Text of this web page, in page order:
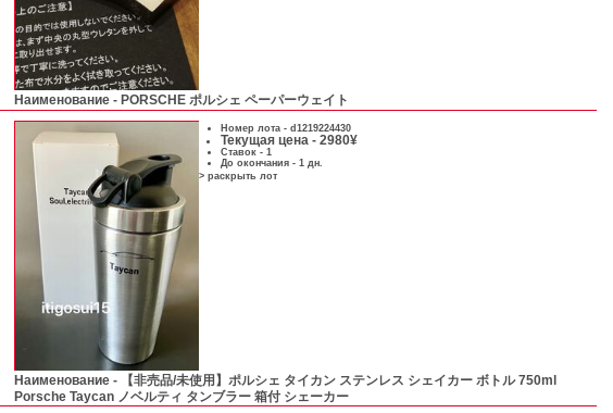
Наименование - PORSCHE ポルシェ ペーパーウェイト
Номер лота - d1219224430
Текущая цена - 2980¥
Ставок - 1
До окончания - 1 дн.
> раскрыть лот
Наименование -
【非売品/未使用】ポルシェ タイカン ステンレス シェイカー ボトル 750ml
Porsche Taycan ノベルティ タンブラー 箱付 シェーカー